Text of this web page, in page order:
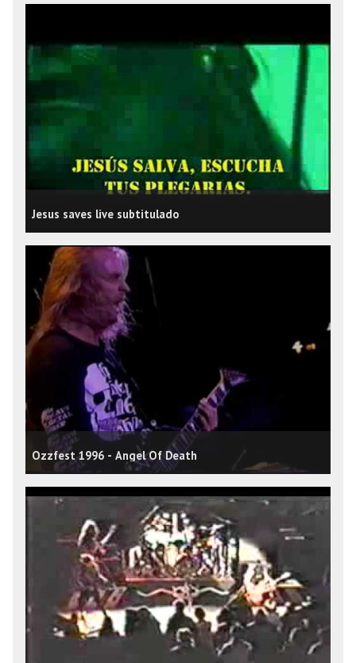
Jesus saves live subtitulado
Ozzfest 1996 - Angel Of Death